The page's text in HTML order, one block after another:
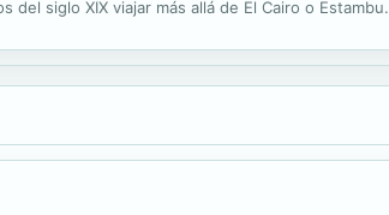
siglo XIX viajar más allá de El Cairo o Estambul